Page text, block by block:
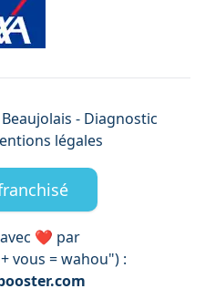
Beaujolais - Diagnostic
légales
avec ❤️ par
vous = wahou") :